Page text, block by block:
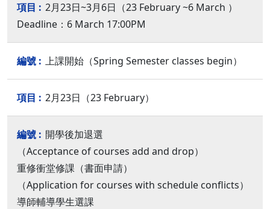
2月23日~3月6日（23 February ~6 March ）
Deadline：6 March 17:00PM
上課開始（Spring Semester classes begin）
2月23日（23 February）
開學後加退選
（Acceptance of courses add and drop）
重修衝堂修課（書面申請）
（Application for courses with schedule conflicts）
導師輔導學生選課